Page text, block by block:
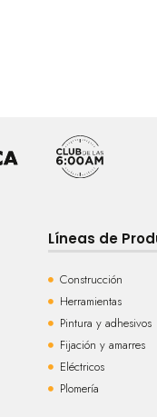
Líneas de
Construcción
Herramientas
Pintura y adhesivos
Fijación y amarres
Eléctricos
Plomería